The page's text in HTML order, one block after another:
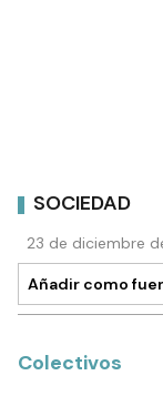
SOCIEDAD
23 de diciembre
Añadir como
Colectivos